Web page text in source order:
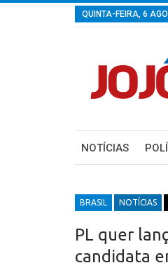
QUINTA-FEIRA, 6
NOTÍCIAS
BRASIL NOTÍCIAS
PL quer
candidata